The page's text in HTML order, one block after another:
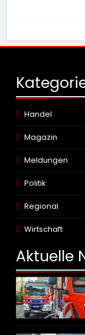
Handel
Magazin
Meldungen
Politik
Regional
Wirtschaft
Aktuelle